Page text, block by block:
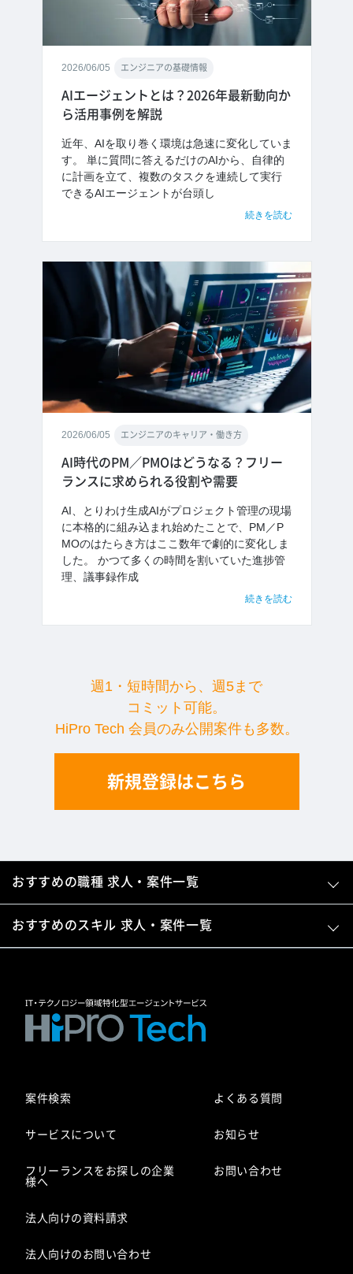
2026/06/05 エンジニアの基礎情報
AIエージェントとは？2026年最新動向か
ら活用事例を解説
近年、AIを取り巻く環境は急速に変化していま
す。 単に質問に答えるだけのAIから、自律的
に計画を立て、複数のタスクを連続して実行
できるAIエージェントが台頭し
続きを読む
2026/06/05 エンジニアのキャリア・働き方
AI時代のPM／PMOはどうなる？フリー
ランスに求められる役割や需要
AI、とりわけ生成AIがプロジェクト管理の現場
に本格的に組み込まれ始めたことで、PM／P
MOのはたらき方はここ数年で劇的に変化しま
した。 かつて多くの時間を割いていた進捗管
理、議事録作成
続きを読む
週1・短時間から、週5まで
コミット可能。
HiPro Tech 会員のみ公開案件も多数。
新規登録はこちら
おすすめの職種 求人・案件一覧
おすすめのスキル 求人・案件一覧
案件検索
サービスについて
フリーランスをお探しの企業
様へ
法人向けの資料請求
法人向けのお問い合わせ
よくある質問
お知らせ
お問い合わせ